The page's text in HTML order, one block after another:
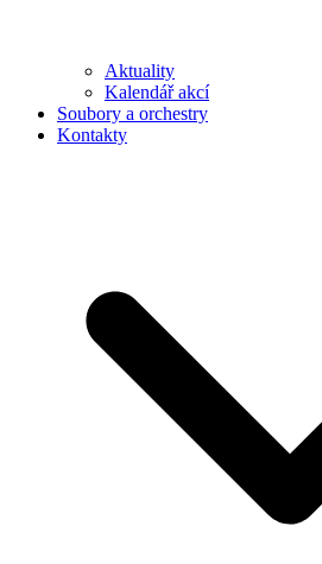
Aktuality
Kalendář akcí
Soubory a orchestry
Kontakty